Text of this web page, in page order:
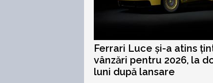
Ferrari Luce și-a atins
vânzări pentru 2026, la
luni după lansare